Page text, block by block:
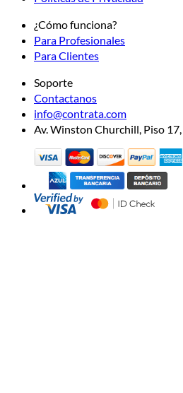
¿Cómo funciona?
Para Profesionales
Para Clientes
Soporte
Contactanos
info@contrata.com
Av. Winston Churchill, Piso